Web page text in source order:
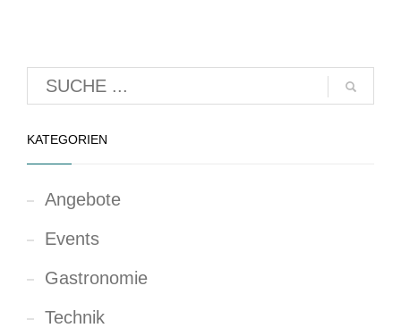
KATEGORIEN
Angebote
Events
Gastronomie
Technik